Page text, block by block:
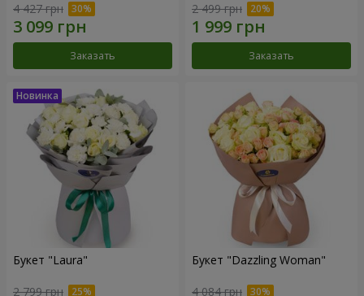
4 427 грн
Заказать
2 499 грн
Заказать
Букет "Laura"
2 799 грн
Букет "Dazzling Woman"
4 084 грн